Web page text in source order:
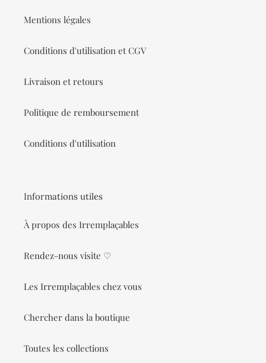
Mentions légales
Conditions d'utilisation et CGV
Livraison et retours
Politique de remboursement
Conditions d'utilisation
Informations utiles
À propos des Irremplaçables
Rendez-nous visite ♡
Les Irremplaçables chez vous
Chercher dans la boutique
Toutes les collections